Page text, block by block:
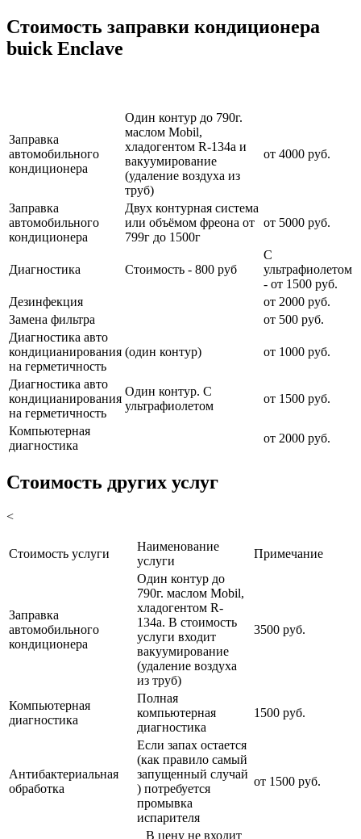
Стоимость заправки кондиционера
buick Enclave
Заправка
автомобильного
кондиционера
Один контур до 790г.
маслом Mobil,
хладогентом R-134a и
вакуумирование
(удаление воздуха из
труб)
от 4000 руб.
Заправка
автомобильного
кондиционера
Двух контурная система
или объёмом фреона от
799г до 1500г
от 5000 руб.
Диагностика Стоимость - 800 руб
С
ультрафиолетом
- от 1500 руб.
Дезинфекция
от 2000 руб.
Замена фильтра
от 500 руб.
Диагностика авто
кондицианирования
на герметичность
(один контур) от 1000 руб.
Диагностика авто
кондицианирования
на герметичность
Один контур. С
ультрафиолетом
от 1500 руб.
Компьютерная
диагностика
от 2000 руб.
Стоимость других услуг
<
Стоимость услуги
Наименование
услуги
Примечание
Заправка
автомобильного
кондиционера
Один контур до
790г. маслом Mobil,
хладогентом R-
134a. В стоимость
услуги входит
вакуумирование
(удаление воздуха
из труб)
3500 руб.
Компьютерная
диагностика
Полная
компьютерная
диагностика
1500 руб.
Антибактериальная
обработка
Если запах остается
(как правило самый
запущенный случай
) потребуется
промывка
испарителя
от 1500 руб.
В цену не входит